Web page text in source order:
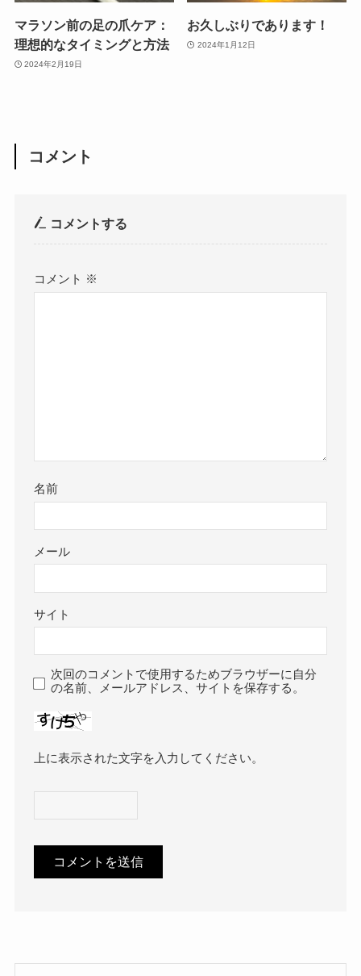
マラソン前の足の爪ケア：
理想的なタイミングと方法
2024年2月19日
お久しぶりであります！
2024年1月12日
コメント
コメントする
コメント ※
名前
メール
サイト
次回のコメントで使用するためブラウザーに自分
の名前、メールアドレス、サイトを保存する。
上に表示された文字を入力してください。